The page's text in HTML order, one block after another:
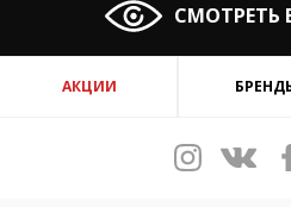
СМОТРЕТЬ
АКЦИИ